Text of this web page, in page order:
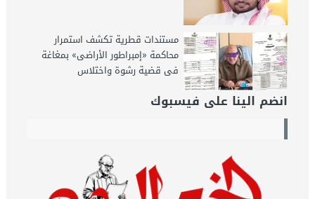
مستندات قطرية تكشف استمرار
محاكمة «إمبراطور الأراضى» بمغاغة
فى قضية رشوة واختلاس
انضم الينا على فيسبوك